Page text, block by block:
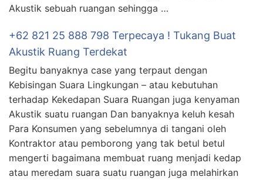
Akustik sebuah ruangan sehingga …
+62 821 25 888 798 Terpecaya ! Tukang Buat
Akustik Ruang Terdekat
Begitu banyaknya case yang terpaut dengan
Kebisingan Suara Lingkungan – atau kebutuhan
terhadap Kekedapan Suara Ruangan juga kenyaman
Akustik suatu ruangan Dan banyaknya keluh kesah
Para Konsumen yang sebelumnya di tangani oleh
Kontraktor atau pemborong yang tak betul betul
mengerti bagaimana membuat ruang menjadi kedap
atau meredam suara suatu ruangan juga melahirkan